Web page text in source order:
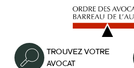
principal
TROUVEZ VOTRE
AVOCAT